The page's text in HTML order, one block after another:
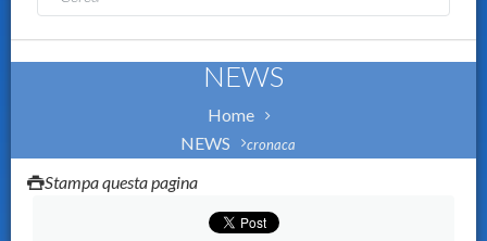
NEWS
Home
NEWS
cronaca
Stampa questa pagina